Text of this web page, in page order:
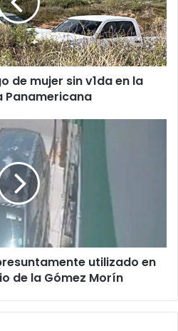
de mujer sin v1da en la
Panamericana
utilizado en
de la Gómez Morín